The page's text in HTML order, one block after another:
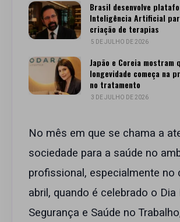
Brasil desenvolve
Inteligência Artificial
criação de terapias
5 DE JULHO DE 2026
Japão e Coreia mostram
longevidade começa na
no tratamento
3 DE JULHO DE 2026
No mês em que se chama a
sociedade para a saúde no
profissional, especialmente no
abril, quando é celebrado o Dia
Segurança e Saúde no